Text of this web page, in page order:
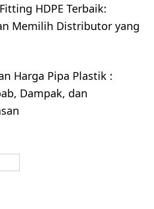
HDPE Terbaik:
Memilih Distributor yang
Harga Pipa Plastik :
Dampak, dan